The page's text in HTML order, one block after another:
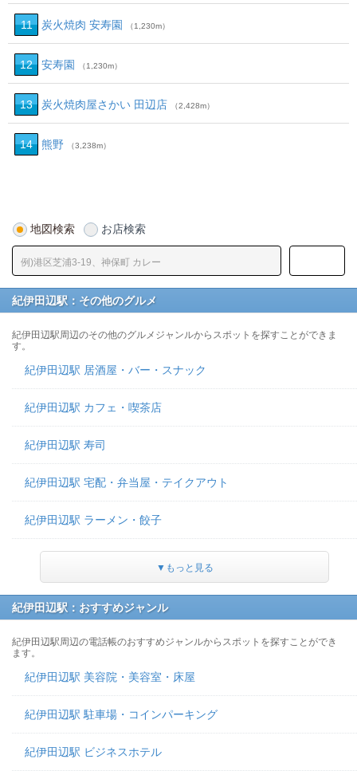
11 炭火焼肉 安寿園 （1,230m）
12 安寿園 （1,230m）
13 炭火焼肉屋さかい 田辺店 （2,428m）
14 熊野 （3,238m）
地図検索 お店検索
紀伊田辺駅：その他のグルメ
紀伊田辺駅周辺のその他のグルメジャンルからスポットを探すことができま
す。
紀伊田辺駅 居酒屋・バー・スナック
紀伊田辺駅 カフェ・喫茶店
紀伊田辺駅 寿司
紀伊田辺駅 宅配・弁当屋・テイクアウト
紀伊田辺駅 ラーメン・餃子
▼もっと見る
紀伊田辺駅：おすすめジャンル
紀伊田辺駅周辺の電話帳のおすすめジャンルからスポットを探すことができ
ます。
紀伊田辺駅 美容院・美容室・床屋
紀伊田辺駅 駐車場・コインパーキング
紀伊田辺駅 ビジネスホテル